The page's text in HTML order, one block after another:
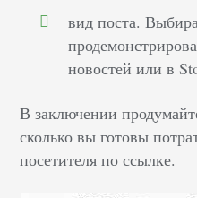
вид поста.
новостей или в
В заключении
сколько вы готовы
посетителя по ссылке.